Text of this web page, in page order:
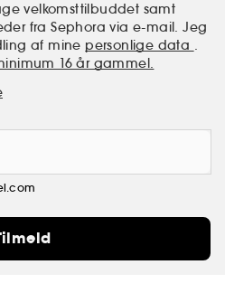
velkomsttilbuddet samt
fra Sephora via e-mail. Jeg
af mine personlige data .
16 år gammel.